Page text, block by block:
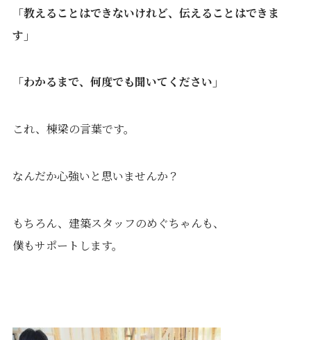
「教えることはできないけれど、伝えることはできま
す」
「わかるまで、何度でも聞いてください」
これ、棟梁の言葉です。
なんだか心強いと思いませんか？
もちろん、建築スタッフのめぐちゃんも、
僕もサポートします。